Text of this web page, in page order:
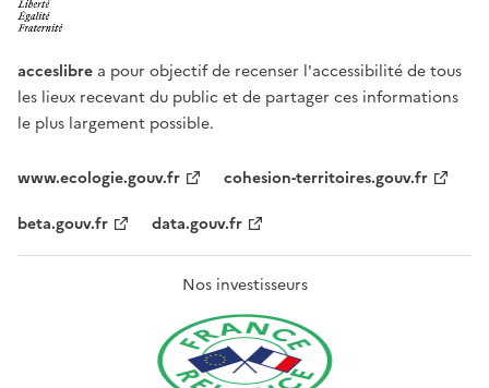
acceslibre a pour objectif de recenser l'accessibilité de tous
les lieux recevant du public et de partager ces informations
le plus largement possible.
www.ecologie.gouv.fr
cohesion-territoires.gouv.fr
beta.gouv.fr
data.gouv.fr
Nos investisseurs